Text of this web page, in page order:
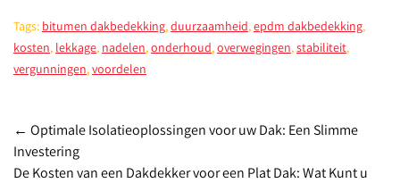
Tags: bitumen dakbedekking,duurzaamheid,epdm dakbedekking,
kosten, lekkage, nadelen,onderhoud,overwegingen,stabiliteit,
vergunningen,voordelen
Post
navigation
← Optimale Isolatieoplossingen voor uw Dak: Een Slimme
Investering
De Kosten van een Dakdekker voor een Plat Dak: Wat Kunt u